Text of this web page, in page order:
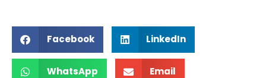
Facebook LinkedIn
WhatsApp Email